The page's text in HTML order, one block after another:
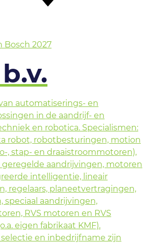
Bosch 2027
automatiserings- en
in de aandrijf- en
en robotica. Specialismen:
robot, robotbesturingen, motion
, stap- en draaistroommotoren),
aandrijvingen, motoren
intelligentie, lineair
regelaars, planeetvertragingen,
speciaal aandrijvingen,
RVS motoren en RVS
eigen fabrikaat KMF).
en inbedrijfname zijn